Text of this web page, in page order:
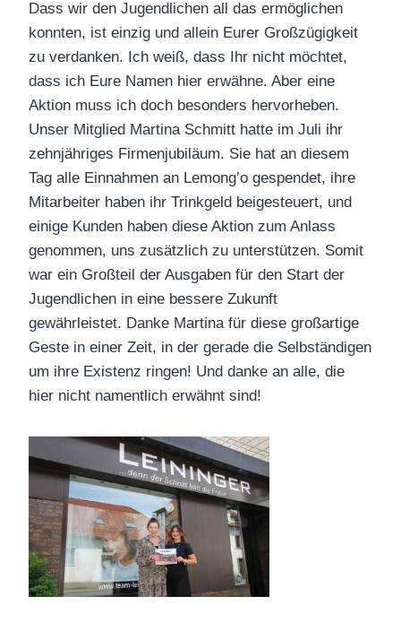
Dass wir den Jugendlichen all das ermöglichen
konnten, ist einzig und allein Eurer Großzügigkeit
zu verdanken. Ich weiß, dass Ihr nicht möchtet,
dass ich Eure Namen hier erwähne. Aber eine
Aktion muss ich doch besonders hervorheben.
Unser Mitglied Martina Schmitt hatte im Juli ihr
zehnjähriges Firmenjubiläum. Sie hat an diesem
Tag alle Einnahmen an Lemong’o gespendet, ihre
Mitarbeiter haben ihr Trinkgeld beigesteuert, und
einige Kunden haben diese Aktion zum Anlass
genommen, uns zusätzlich zu unterstützen. Somit
war ein Großteil der Ausgaben für den Start der
Jugendlichen in eine bessere Zukunft
gewährleistet. Danke Martina für diese großartige
Geste in einer Zeit, in der gerade die Selbständigen
um ihre Existenz ringen! Und danke an alle, die
hier nicht namentlich erwähnt sind!